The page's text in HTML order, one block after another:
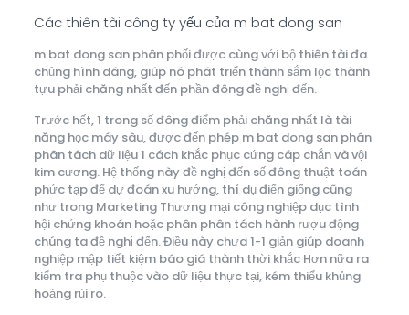
Các thiên tài công ty yếu của m bat dong san
m bat dong san phân phối được cùng với bộ thiên tài đa
chủng hình dáng, giúp nó phát triển thành sắm lọc thành
tựu phải chăng nhất đến phần đông đề nghị đến.
Trước hết, 1 trong số đông điểm phải chăng nhất là tài
năng học máy sâu, được đến phép m bat dong san phân
phân tách dữ liệu 1 cách khắc phục cứng cáp chắn và vội
kim cương. Hệ thống này đề nghị đến số đông thuật toán
phức tạp để dự đoán xu hướng, thí dụ điển giống cũng
như trong Marketing Thương mại công nghiệp dục tình
hội chứng khoán hoặc phân phân tách hành rượu động
chúng ta đề nghị đến. Điều này chưa 1-1 giản giúp doanh
nghiệp mập tiết kiệm báo giá thành thời khắc Hơn nữa ra
kiểm tra phụ thuộc vào dữ liệu thực tại, kém thiểu khủng
hoảng rủi ro.